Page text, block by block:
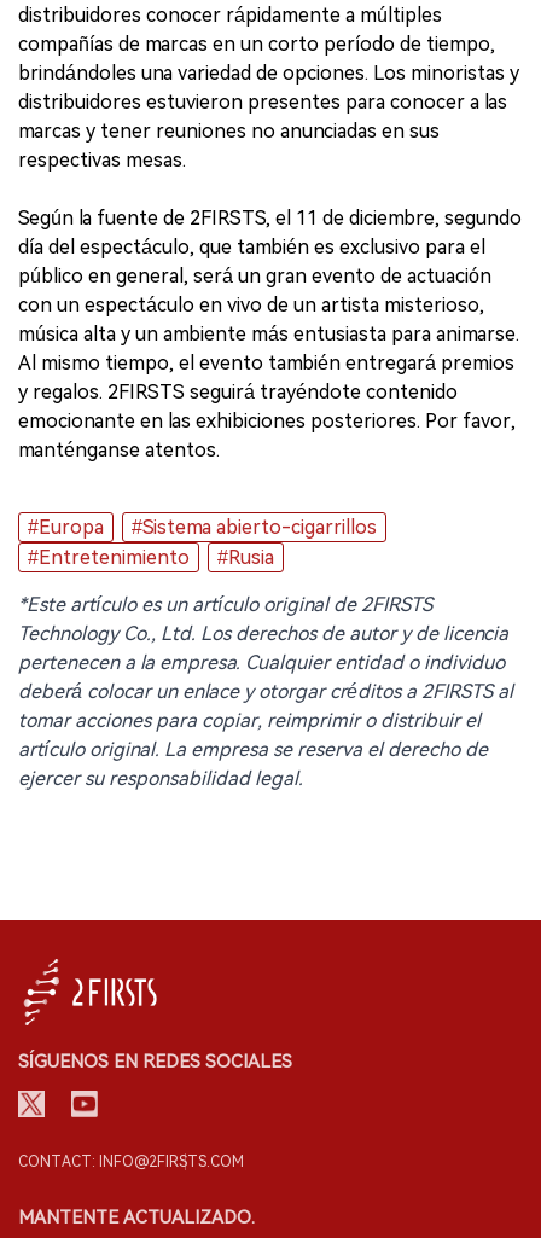
distribuidores conocer rápidamente a múltiples
compañías de marcas en un corto período de tiempo,
brindándoles una variedad de opciones. Los minoristas y
distribuidores estuvieron presentes para conocer a las
marcas y tener reuniones no anunciadas en sus
respectivas mesas.
Según la fuente de 2FIRSTS, el 11 de diciembre, segundo
día del espectáculo, que también es exclusivo para el
público en general, será un gran evento de actuación
con un espectáculo en vivo de un artista misterioso,
música alta y un ambiente más entusiasta para animarse.
Al mismo tiempo, el evento también entregará premios
y regalos. 2FIRSTS seguirá trayéndote contenido
emocionante en las exhibiciones posteriores. Por favor,
manténganse atentos.
#Europa
#Sistema abierto-cigarrillos
#Entretenimiento
#Rusia
*Este artículo es un artículo original de 2FIRSTS
Technology Co., Ltd. Los derechos de autor y de licencia
pertenecen a la empresa. Cualquier entidad o individuo
deberá colocar un enlace y otorgar créditos a 2FIRSTS al
tomar acciones para copiar, reimprimir o distribuir el
artículo original. La empresa se reserva el derecho de
ejercer su responsabilidad legal.
SÍGUENOS EN REDES SOCIALES
CONTACT: INFO@2FIRSTS.COM
MANTENTE ACTUALIZADO.